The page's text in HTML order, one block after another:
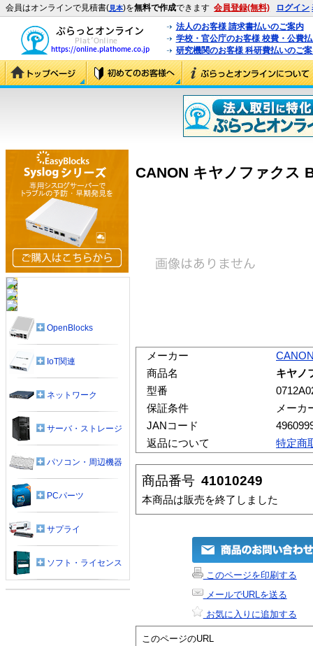
会員はオンラインで見積書(見本)を無料で作成できます 会員登録(無料) ログイン
法人のお客様 請求書払いのご案内
学校・官公庁のお客様 校費・公費
研究機関のお客様 科研費払いのご
CANON キヤノファクス
メーカー
商品名
キヤノ
型番
保証条件
メーカ
JANコード
返品について
特定商
商品番号 41010249
本商品は販売を終了しました
このページを印刷する
メールでURLを送る
お気に入りに追加する
このページのURL
OpenBlocks
IoT関連
ネットワーク
サーバ・ストレージ
パソコン・周辺機器
PCパーツ
サプライ
ソフト・ライセンス